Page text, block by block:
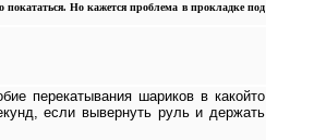
Но кажется проблема в прокладке под
перекатывания шариков в какойто
если вывернуть руль и держать